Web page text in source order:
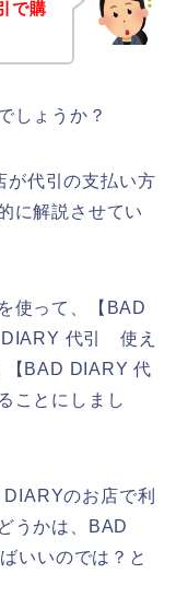
で購
しょうか？
が代引の支払い方
に解説させてい
使って、【BAD
代引 使え
【BAD DIARY 代
ことにしまし
のお店で利
うかは、BAD
いいのでは？と